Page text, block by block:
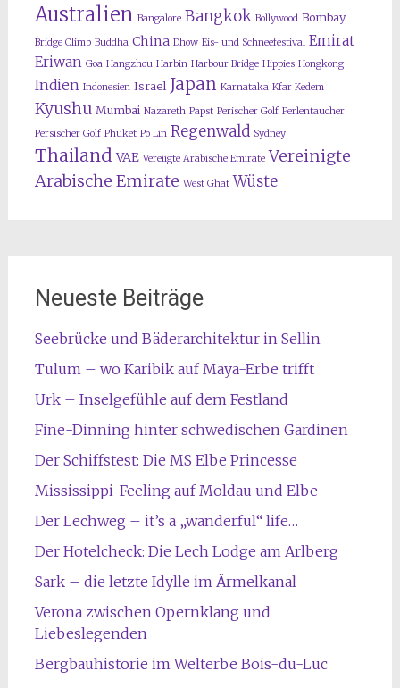
Australien Bangalore Bangkok Bollywood Bombay
Bridge Climb Buddha China Dhow Eis- und Schneefestival Emirat
Eriwan Goa Hangzhou Harbin Harbour Bridge Hippies Hongkong
Indien Indonesien Israel Japan Karnataka Kfar Kedem
Kyushu Mumbai Nazareth Papst Perischer Golf Perlentaucher
Persischer Golf Phuket Po Lin Regenwald Sydney
Thailand VAE Vereiigte Arabische Emirate Vereinigte
Arabische Emirate West Ghat Wüste
Neueste Beiträge
Seebrücke und Bäderarchitektur in Sellin
Tulum – wo Karibik auf Maya-Erbe trifft
Urk – Inselgefühle auf dem Festland
Fine-Dinning hinter schwedischen Gardinen
Der Schiffstest: Die MS Elbe Princesse
Mississippi-Feeling auf Moldau und Elbe
Der Lechweg – it’s a „wanderful“ life…
Der Hotelcheck: Die Lech Lodge am Arlberg
Sark – die letzte Idylle im Ärmelkanal
Verona zwischen Opernklang und
Liebeslegenden
Bergbauhistorie im Welterbe Bois-du-Luc